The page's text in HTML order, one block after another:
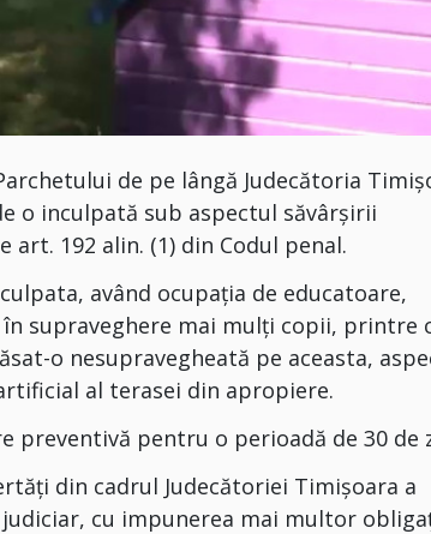
de pe lângă Judecătoria
o inculpată sub aspectul săvârșirii
art. 192 alin. (1) din Codul penal.
având ocupația de educatoare,
supraveghere mai mulți copii, printre
o nesupravegheată pe aceasta,
al terasei din apropiere.
preventivă pentru o perioadă de 30 de
din cadrul Judecătoriei Timișoara a
cu impunerea mai multor